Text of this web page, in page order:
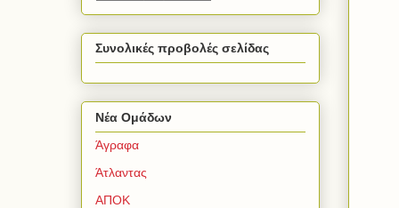
Συνολικές προβολές σελίδας
Νέα Ομάδων
Άγραφα
Άτλαντας
ΑΠΟΚ